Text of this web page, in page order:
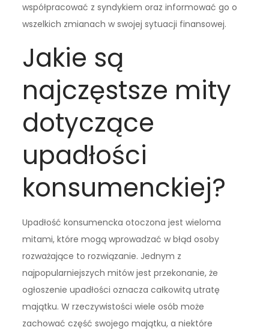
współpracować z syndykiem oraz informować go o
wszelkich zmianach w swojej sytuacji finansowej.
Jakie są
najczęstsze mity
dotyczące
upadłości
konsumenckiej?
Upadłość konsumencka otoczona jest wieloma
mitami, które mogą wprowadzać w błąd osoby
rozważające to rozwiązanie. Jednym z
najpopularniejszych mitów jest przekonanie, że
ogłoszenie upadłości oznacza całkowitą utratę
majątku. W rzeczywistości wiele osób może
zachować część swojego majątku, a niektóre